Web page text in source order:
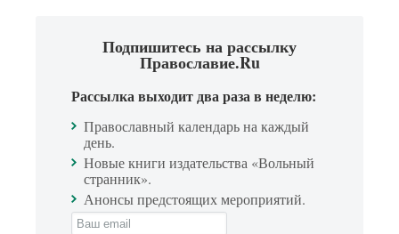
Подпишитесь на рассылку
Православие.Ru
Рассылка выходит два раза в неделю:
Православный календарь на каждый
день.
Новые книги издательства «Вольный
странник».
Анонсы предстоящих мероприятий.